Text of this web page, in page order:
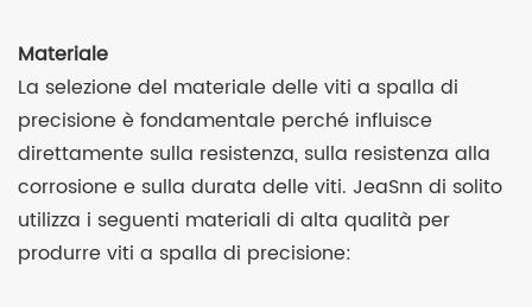
Materiale
La selezione del materiale delle viti a spalla di
precisione è fondamentale perché influisce
direttamente sulla resistenza, sulla resistenza alla
corrosione e sulla durata delle viti. JeaSnn di solito
utilizza i seguenti materiali di alta qualità per
produrre viti a spalla di precisione: